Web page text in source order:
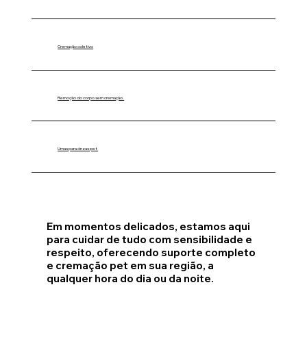
Cremação coletivo
Remoção do corpo sem cremação.
Urnas para cinzas pet
Em momentos delicados, estamos aqui
para cuidar de tudo com sensibilidade e
respeito, oferecendo suporte completo
e cremação pet em sua região, a
qualquer hora do dia ou da noite.